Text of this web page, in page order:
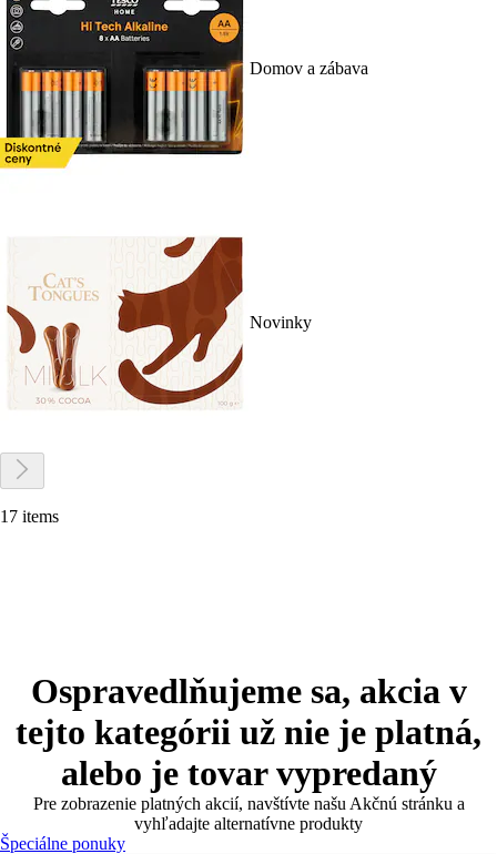
Domov a zábava
Novinky
17 items
Ospravedlňujeme sa, akcia v
tejto kategórii už nie je platná,
alebo je tovar vypredaný
Pre zobrazenie platných akcií, navštívte našu Akčnú stránku a
vyhľadajte alternatívne produkty
Špeciálne ponuky